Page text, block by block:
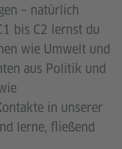
– natürlich
bis C2 lernst du
wie Umwelt und
aus Politik und
in unserer
lerne, fließend